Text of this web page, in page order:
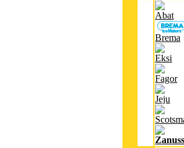
Abat
Brema
Eksi
Fagor
Jeju